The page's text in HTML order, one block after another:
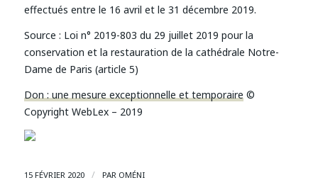
effectués entre le 16 avril et le 31 décembre 2019.
Source : Loi n° 2019-803 du 29 juillet 2019 pour la
conservation et la restauration de la cathédrale Notre-
Dame de Paris (article 5)
Don : une mesure exceptionnelle et temporaire ©
Copyright WebLex – 2019
15 FÉVRIER 2020 / PAR OMÉNI